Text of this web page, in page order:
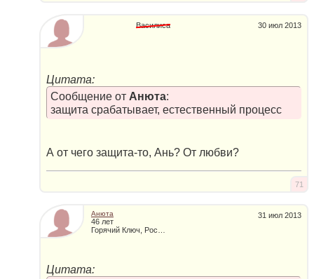
30 июл 2013
Василиса
Цитата:
Сообщение от Анюта:
защита срабатывает, естественный процесс
А от чего защита-то, Ань? От любви?
71
31 июл 2013
Анюта
46 лет
Горячий Ключ, Россия
Цитата: